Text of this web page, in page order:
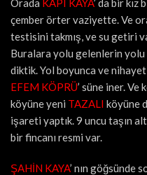
Orada KAPI KAYA’ da bir kız
çember örter vaziyette. Ve
testisini takmış, ve su getiri
Buralara yolu gelenlerin yolu
diktik. Yol boyunca ve
EFEM KÖPRÜ’ süne iner. Ve
köyüne yeni TAZALI köyüne
işareti yaptık. 9 uncu taşın
bir fincanı resmi var.
ŞAHİN KAYA’ nın göğsünde